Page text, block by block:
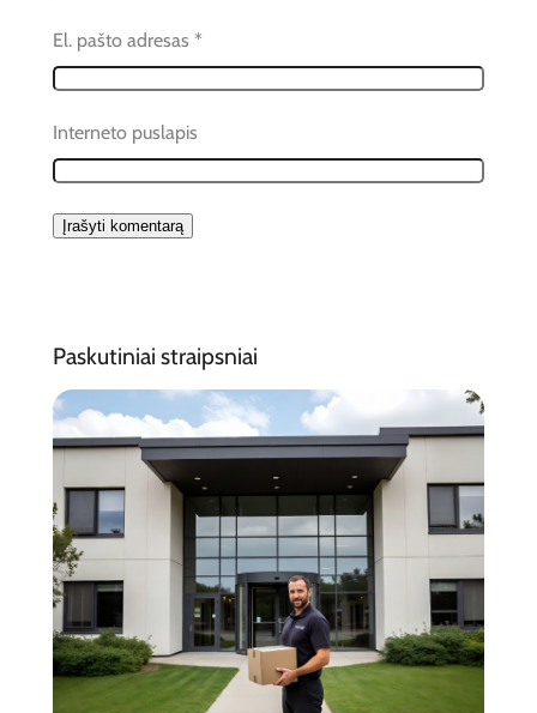
El. pašto adresas *
Interneto puslapis
Paskutiniai straipsniai